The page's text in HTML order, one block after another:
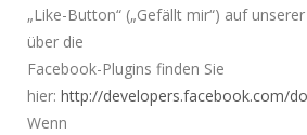
„Like-Button“ („Gefällt mir“) auf
über die
Facebook-Plugins finden Sie
hier: http://developers.facebook.com/
Wenn